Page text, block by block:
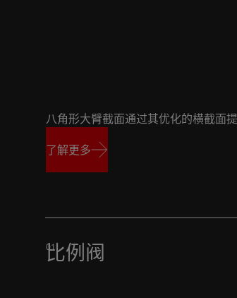
八角形大臂截面通过其优化的横截面
了解更多
比例阀